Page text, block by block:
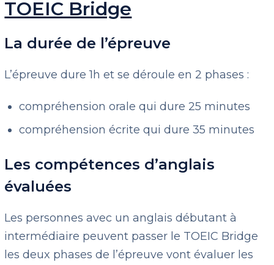
TOEIC Bridge
La durée de l’épreuve
L’épreuve dure 1h et se déroule en 2 phases :
compréhension orale qui dure 25 minutes
compréhension écrite qui dure 35 minutes
Les compétences d’anglais
évaluées
Les personnes avec un anglais débutant à
intermédiaire peuvent passer le TOEIC Bridge
les deux phases de l’épreuve vont évaluer les